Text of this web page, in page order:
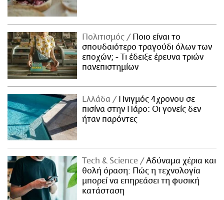
Πολιτισμός
Ποιο είναι το
σπουδαιότερο τραγούδι όλων των
εποχών; - Τι έδειξε έρευνα τριών
πανεπιστημίων
Ελλάδα
Πνιγμός 4χρονου σε
πισίνα στην Πάρο: Οι γονείς δεν
ήταν παρόντες
Τech & Science
Αδύναμα χέρια και
θολή όραση: Πώς η τεχνολογία
μπορεί να επηρεάσει τη φυσική
κατάσταση